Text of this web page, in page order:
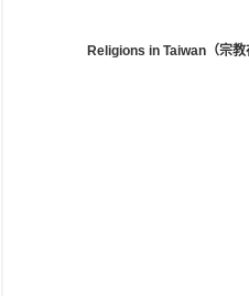
Religions in Taiwan（宗教